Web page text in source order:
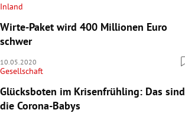
Inland
Wirte-Paket wird 400 Millionen Euro
schwer
10.05.2020
Gesellschaft
Glücksboten im Krisenfrühling: Das sind
die Corona-Babys